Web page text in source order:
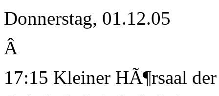
Donnerstag, 01.12.05
Â
17:15 Kleiner HÃ¶rsaal